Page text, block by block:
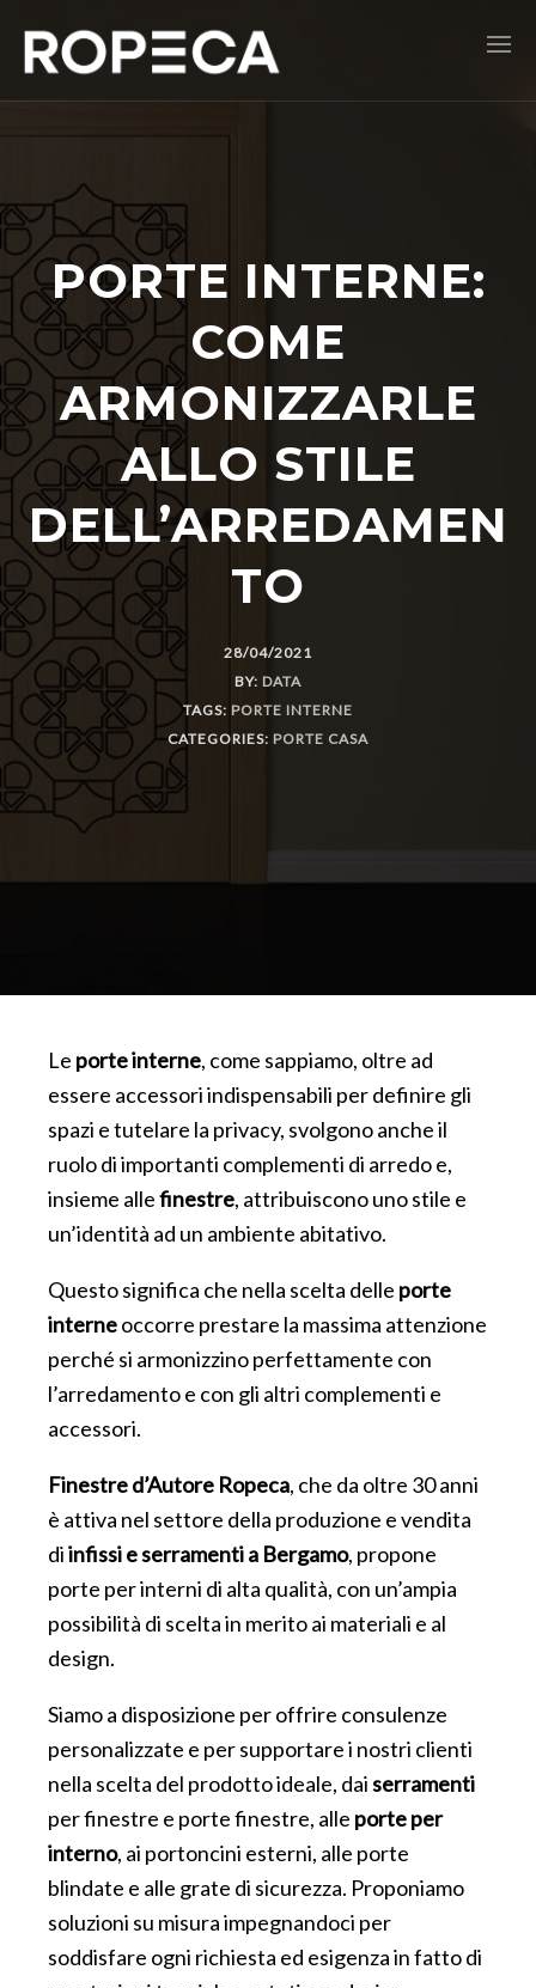
PORTE INTERNE:
COME
ARMONIZZARLE
ALLO STILE
DELL’ARREDAMEN
TO
28/04/2021
BY: DATA
TAGS: PORTE INTERNE
CATEGORIES: PORTE CASA
Le porte interne, come sappiamo, oltre ad
essere accessori indispensabili per definire gli
spazi e tutelare la privacy, svolgono anche il
ruolo di importanti complementi di arredo e,
insieme allefinestre, attribuiscono uno stile e
un’identità ad un ambiente abitativo.
Questo significa che nella scelta delle porte
interneoccorre prestare la massima attenzione
perché si armonizzino perfettamente con
l’arredamento e con gli altri complementi e
accessori.
Finestre d’Autore Ropeca, che da oltre 30 anni
è attiva nel settore della produzione e vendita
diinfissi e serramenti a Bergamo, propone
porte per interni di alta qualità, con un’ampia
possibilità di scelta in merito ai materiali e al
design.
Siamo a disposizione per offrire consulenze
personalizzate e per supportare i nostri clienti
nella scelta del prodotto ideale, daiserramenti
per finestre e porte finestre, alle porte per
interno, ai portoncini esterni, alle porte
blindate e alle grate di sicurezza. Proponiamo
soluzioni su misura impegnandoci per
soddisfare ogni richiesta ed esigenza in fatto di